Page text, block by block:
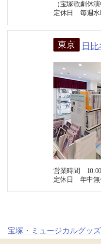
（宝塚歌劇休演
定休日 毎週水
東京 日
営業時間 10:00
定休日 年中無
宝塚・ミュージカルグッ